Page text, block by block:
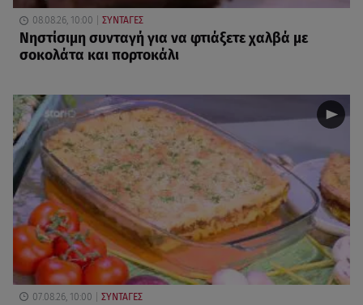
08.08.26, 10:00 ΣΥΝΤΑΓΕΣ
Νηστίσιμη συνταγή για να φτιάξετε χαλβά με
σοκολάτα και πορτοκάλι
07.08.26, 10:00 ΣΥΝΤΑΓΕΣ